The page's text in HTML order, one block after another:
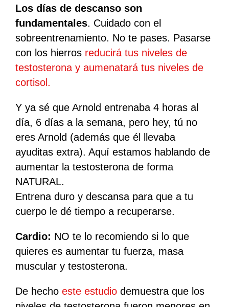
Los días de descanso son
fundamentales. Cuidado con el
sobreentrenamiento. No te pases. Pasarse
con los hierros reducirá tus niveles de
testosterona y aumenatará tus niveles de
cortisol.
Y ya sé que Arnold entrenaba 4 horas al
día, 6 días a la semana, pero hey, tú no
eres Arnold (además que él llevaba
ayuditas extra). Aquí estamos hablando de
aumentar la testosterona de forma
NATURAL.
Entrena duro y descansa para que a tu
cuerpo le dé tiempo a recuperarse.
Cardio: NO te lo recomiendo si lo que
quieres es aumentar tu fuerza, masa
muscular y testosterona.
De hecho este estudiodemuestra que los